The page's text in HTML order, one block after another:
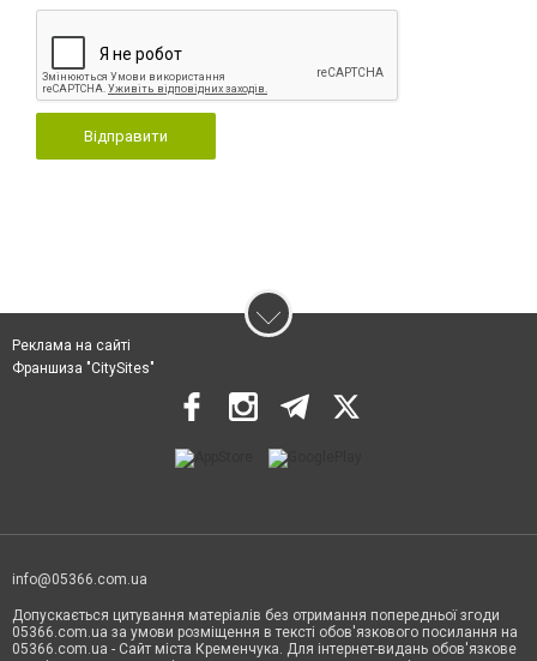
Відправити
Реклама на сайті
Франшиза "CitySites"
info@05366.com.ua
Допускається цитування матеріалів без отримання попередньої згоди
05366.com.ua за умови розміщення в тексті обов'язкового посилання на
05366.com.ua - Сайт міста Кременчука. Для інтернет-видань обов'язкове